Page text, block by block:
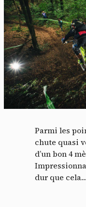
Parmi les
chute quasi
d’un bon 4
dur que cela…